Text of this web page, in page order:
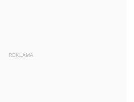
REKLAMA